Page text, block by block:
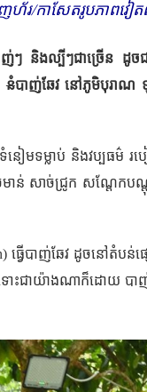
ហ័រ/កាសែតរូបភាពវៀ
ៗ និងល្បីៗជាច្រើន ដូច
នំបាញ់​ឆែវ នៅភូមិ​បុរា
ទម្លាប់ និងវប្បធម៌ របៀ
ាន់ សាច់ជ្រូក សណ្តែកបណ្តុ
) ធ្វើ​បាញ់​ឆែវ ​ដូច​នៅ​តំបន់​ផ្
ទោះជាយ៉ាងណាក៏ដោយ ប